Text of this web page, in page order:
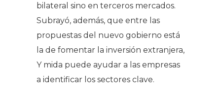
bilateral sino en terceros mercados.
Subrayó, además, que entre las
propuestas del nuevo gobierno está
la de fomentar la inversión extranjera,
Y mida puede ayudar a las empresas
a identificar los sectores clave.